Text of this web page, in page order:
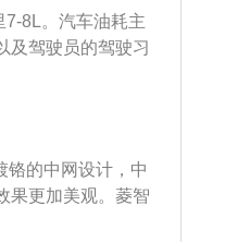
8L。汽车油耗主
及驾驶员的驾驶习
燃烧转化为发动
纳更多的可燃混
气缸容积（排
车时，转速区间
转左右，在塞
耗自然会很高；
铬的中网设计，中
果更加美观。菱智
2、菱智M3L的内